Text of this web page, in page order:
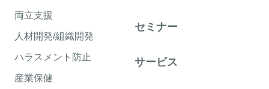
両立支援
人材開発/組織開発
ハラスメント防止
産業保健
セミナー
サービス